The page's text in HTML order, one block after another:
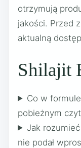
otrzymują
jakości. Przed
aktualną
Shilajit
Co w
pobieżnym
Jak
nie podał